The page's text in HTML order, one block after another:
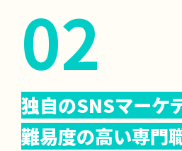
独自のSNSマーケ
難易度の高い専門